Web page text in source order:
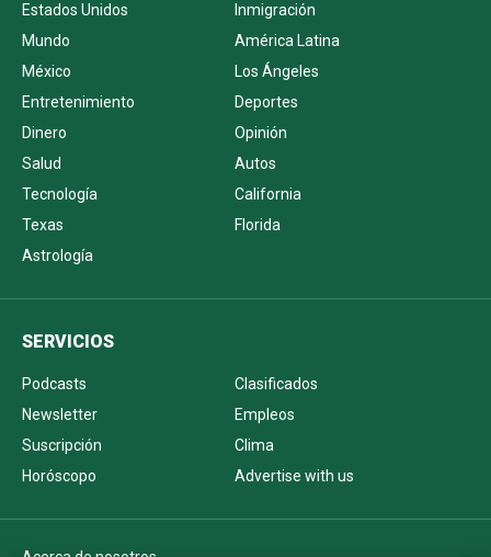
Estados Unidos
Inmigración
Mundo
América Latina
México
Los Ángeles
Entretenimiento
Deportes
Dinero
Opinión
Salud
Autos
Tecnología
California
Texas
Florida
Astrología
SERVICIOS
Podcasts
Clasificados
Newsletter
Empleos
Suscripción
Clima
Horóscopo
Advertise with us